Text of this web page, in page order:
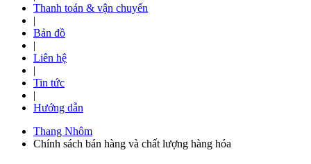
Thanh toán & vận chuyển
|
Bản đồ
|
Liên hệ
|
Tin tức
|
Hướng dẫn
Thang Nhôm
Chính sách bán hàng và chất lượng hàng hóa